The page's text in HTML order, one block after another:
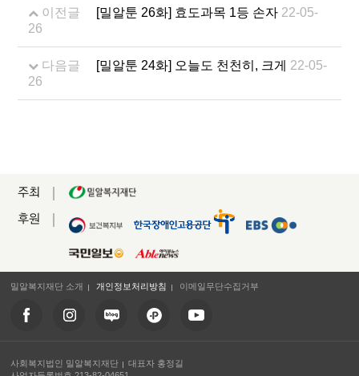
이전글 [밀알툰 26화] 효도과목 1등 손자 22-05-
26
다음글 [밀알툰 24화] 오늘도 천천히, 크게 22-05-
26
주최
후원
밀알복지재단 소개 개인정보처리방침 이메일무단수집거부
사회복지법인 밀알복지재단
대표자 홍정길